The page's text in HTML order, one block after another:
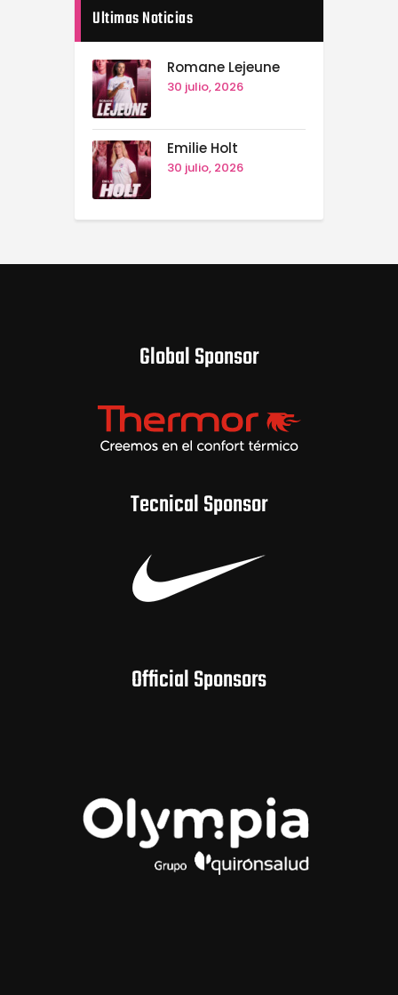
Ultimas Noticias
Romane Lejeune
30 julio, 2026
Emilie Holt
30 julio, 2026
Global Sponsor
Tecnical Sponsor
Official Sponsors